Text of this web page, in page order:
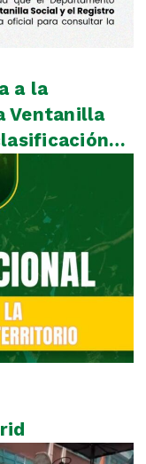
a la
Ventanilla